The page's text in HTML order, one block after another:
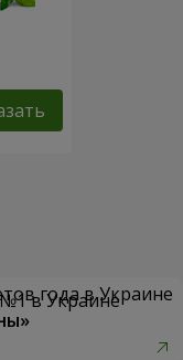
года в Украине